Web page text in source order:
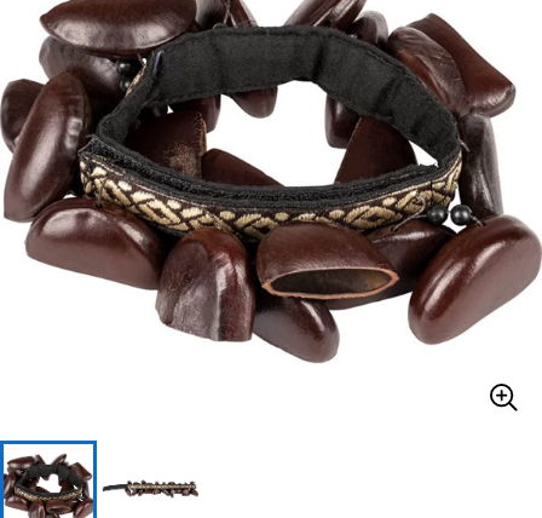
ベース ウクレレ
ドラム パーカッション
キーボード 電子ピアノ
管楽器 その他楽器